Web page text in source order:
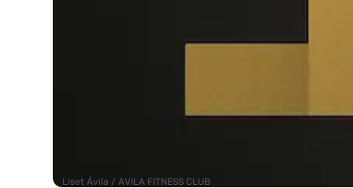
Liset Ávila / AVILA FITNESS CLUB